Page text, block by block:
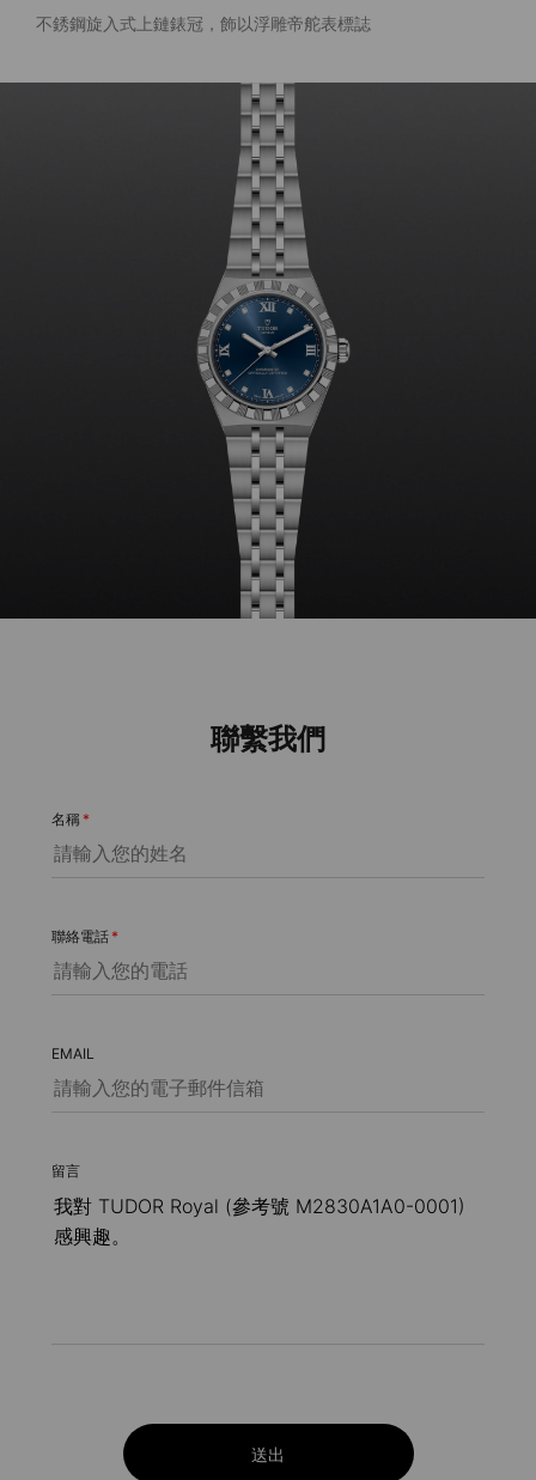
不銹鋼旋入式上鏈錶冠，飾以浮雕帝舵表標誌
聯繫我們
名稱 *
聯絡電話 *
EMAIL
留言
送出